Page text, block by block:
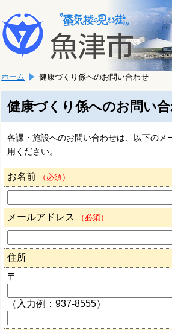
文
へ
移
ま
す。
こ
か
文
で
す。
ホーム 健康づくり係へのお問い合わせ
健康づくり係へのお問い
各課・施設へのお問い合わせは、以下のメ
用ください。
お名前 （必須）
メールアドレス （必須）
住所
〒
（入力例：937-8555）